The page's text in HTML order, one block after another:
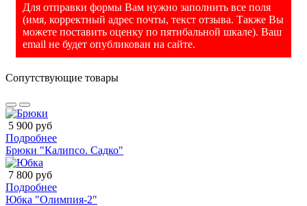
Для отправки формы Вам нужно заполнить все поля
(имя, корректный адрес почты, текст отзыва. Также Вы
можете поставить оценку по пятибальной шкале). Ваш
email не будет опубликован на сайте.
Сопутствующие товары
5 900 руб
Подробнее
Брюки "Калипсо. Садко"
7 800 руб
Подробнее
Юбка "Олимпия-2"